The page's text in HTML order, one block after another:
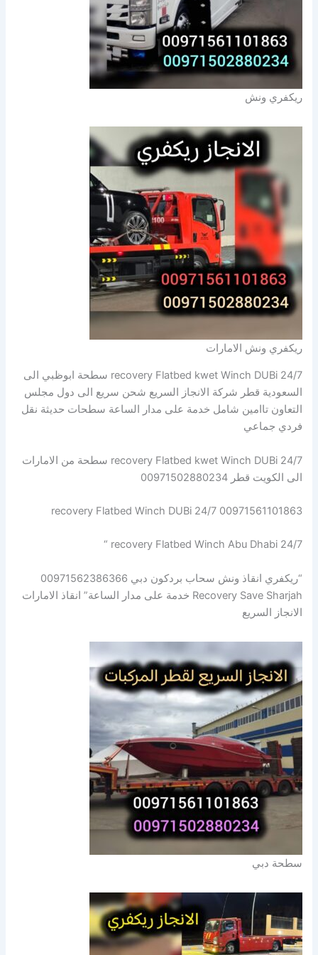
ريكفري ونش
ريكفري ونش الامارات
recovery Flatbed kwet Winch DUBi 24/7 سطحة ابوظبي الى
السعودية قطر شركة الانجاز السريع شحن سريع الى دول مجلس
التعاون تاامين شامل خدمة على مدار الساعة سطحات حديثة نقل
فردي جماعي
recovery Flatbed kwet Winch DUBi 24/7 سطحة من الامارات
الى الكويت قطر 00971502880234
recovery Flatbed Winch DUBi 24/7 00971561101863
recovery Flatbed Winch Abu Dhabi 24/7 “
“ريكفري انقاذ ونش سحاب بردكون دبي 00971562386366
Recovery Save Sharjah خدمة على مدار الساعة” انقاذ الامارات
الانجاز السريع
سطحة دبي